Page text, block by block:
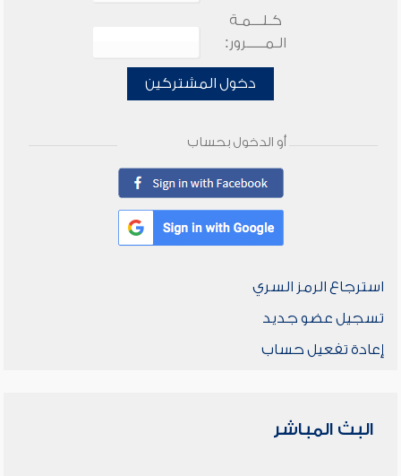
كـلـــمـة
الـمـــــرور:
دخول المشتركين
أو الدخول بحساب
استرجاع الرمز السري
تسجيل عضو جديد
إعادة تفعيل حساب
البث المباشر